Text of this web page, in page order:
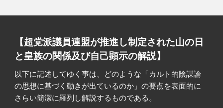
【超党派議員連盟が推進し制定された山の日
と皇族の関係及び自己顕示の解説】
以下に記述してゆく事は、どのような「カルト的陰謀論
の思想に基づく動きが出ているのか」の要点を表面的に
さらい簡潔に羅列し解説するものである。